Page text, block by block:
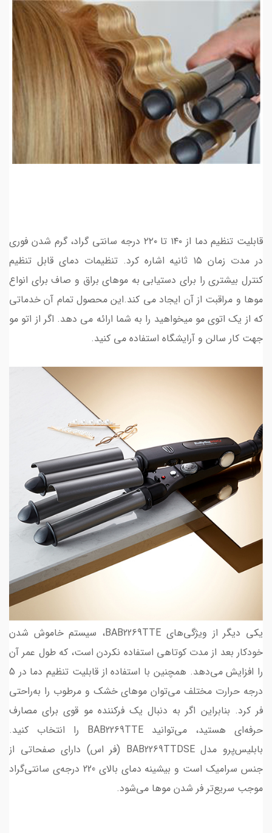
قابلیت تنظیم دما از ۱۴۰ تا ۲۲۰ درجه سانتی گراد، گرم شدن فوری
در مدت زمان ۱۵ ثانیه اشاره کرد. تنظیمات دمای قابل تنظیم
کنترل بیشتری را برای دستیابی به موهای براق و صاف برای انواع
موها و مراقبت از آن ایجاد می کند.این محصول تمام آن خدماتی
که از یک اتوی مو میخواهید را به شما ارائه می دهد. اگر از اتو مو
جهت کار سالن و آرایشگاه استفاده می کنید.
یکی دیگر از ویژگی‌های BAB2269TTE، سیستم خاموش شدن
خودکار بعد از مدت کوتاهی استفاده نکردن است، که طول عمر آن
را افزایش می‌دهد. همچنین با استفاده از قابلیت تنظیم دما در 5
درجه حرارت مختلف می‌توان موهای خشک و مرطوب را به‌راحتی
فر کرد. بنابراین اگر به دنبال یک فرکننده مو قوی برای مصارف
حرفه‌ای هستید، می‌توانید BAB2269TTE را انتخاب کنید.
بابلیس‌پرو مدل BAB2269TTDSE (فر اس) دارای صفحاتی از
جنس سرامیک است و بیشینه دمای بالای 220 درجه‌ی سانتی‌گراد
موجب سریع‌تر فر شدن موها می‌شود.